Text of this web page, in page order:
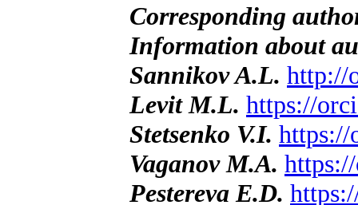
Corresponding
Information about
Sannikov A.L. http://
Levit M.L. https://
Stetsenko V.I. https://
Vaganov M.A.
Pestereva E.D.